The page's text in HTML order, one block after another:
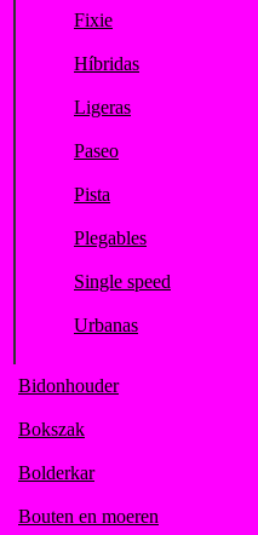
Fixie
Híbridas
Ligeras
Paseo
Pista
Plegables
Single speed
Urbanas
Bidonhouder
Bokszak
Bolderkar
Bouten en moeren